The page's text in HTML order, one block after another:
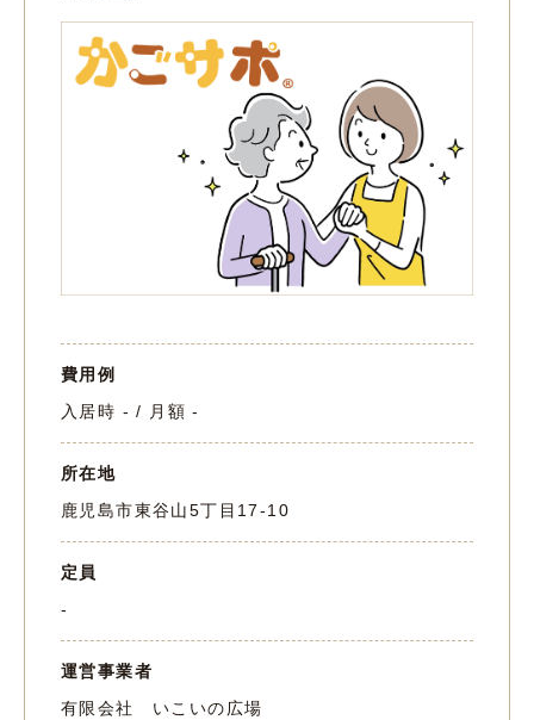
費用例
入居時 - / 月額 -
所在地
鹿児島市東谷山5丁目17-10
定員
-
運営事業者
有限会社 いこいの広場